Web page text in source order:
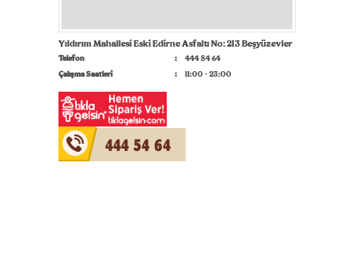
Yıldırım Mahallesi Eski Edirne Asfaltı No: 213 Beşyüzevler
Telefon
444 54 64
Çalışma Saatleri
11:00 - 23:00
444 54 64